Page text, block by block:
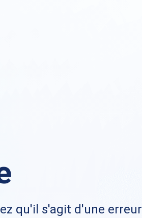
qu'il s'agit d'une erreur